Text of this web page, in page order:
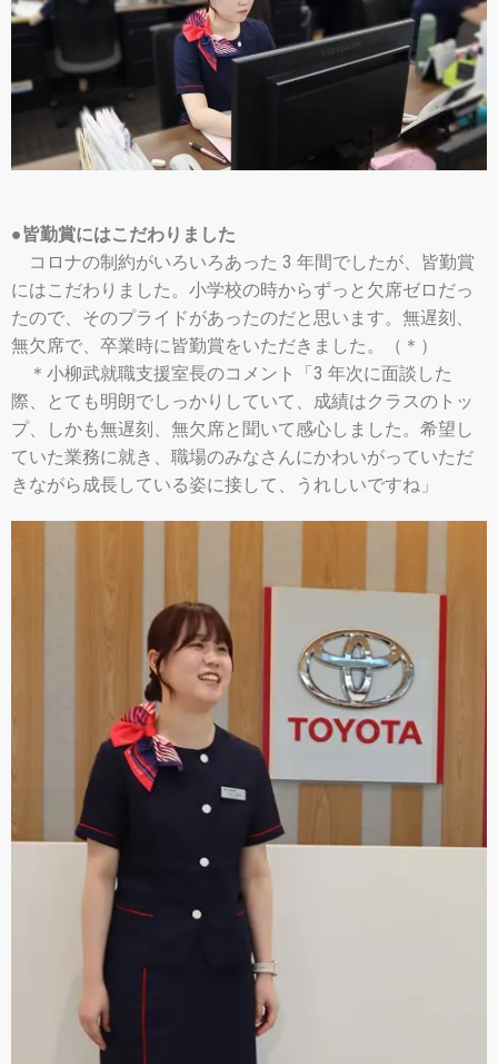
●皆勤賞にはこだわりました
コロナの制約がいろいろあった 3 年間でしたが、皆勤賞
にはこだわりました。小学校の時からずっと欠席ゼロだっ
たので、そのプライドがあったのだと思います。無遅刻、
無欠席で、卒業時に皆勤賞をいただきました。（＊）
＊小柳武就職支援室長のコメント「3 年次に面談した
際、とても明朗でしっかりしていて、成績はクラスのトッ
プ、しかも無遅刻、無欠席と聞いて感心しました。希望し
ていた業務に就き、職場のみなさんにかわいがっていただ
きながら成長している姿に接して、うれしいですね」